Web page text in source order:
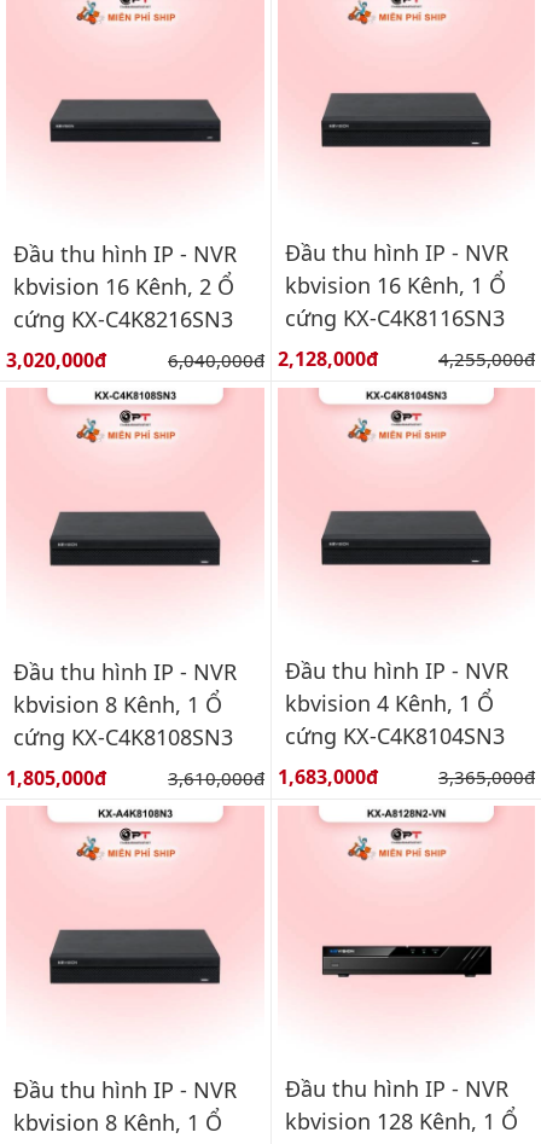
Đầu thu hình IP - NVR
kbvision 16 Kênh, 2 Ổ
cứng KX-C4K8216SN3
Giá bán:
3,020,000đ Giá gốc:
6,040,000đ
Đầu thu hình IP - NVR
kbvision 16 Kênh, 1 Ổ
cứng KX-C4K8116SN3
Giá bán:
2,128,000đ Giá gốc:
4,255,000đ
Đầu thu hình IP - NVR
kbvision 8 Kênh, 1 Ổ
cứng KX-C4K8108SN3
Giá bán:
1,805,000đ Giá gốc:
3,610,000đ
Đầu thu hình IP - NVR
kbvision 4 Kênh, 1 Ổ
cứng KX-C4K8104SN3
Giá bán:
1,683,000đ Giá gốc:
3,365,000đ
Đầu thu hình IP - NVR
kbvision 8 Kênh, 1 Ổ
Đầu thu hình IP - NVR
kbvision 128 Kênh, 1 Ổ